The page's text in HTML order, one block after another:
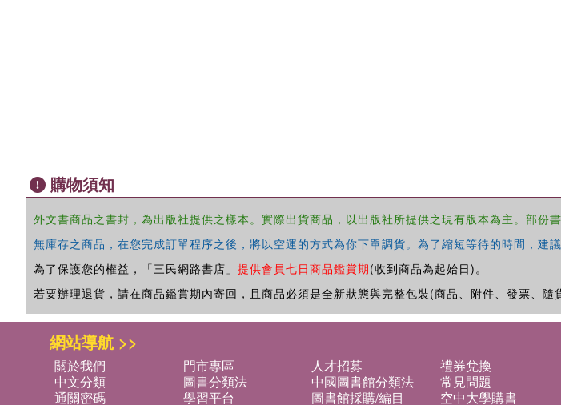
購物須知
外文書商品之書封，為出版社提供之樣本。實際出貨商品，以出版社所提供之現有版本為主。部份
無庫存之商品，在您完成訂單程序之後，將以空運的方式為你下單調貨。為了縮短等待的時間，建
為了保護您的權益，「三民網路書店」 提供會員七日商品鑑賞期(收到商品為起始日)。
若要辦理退貨，請在商品鑑賞期內寄回，且商品必須是全新狀態與完整包裝(商品、附件、發票、隨
網站導航 >>
關於我們 門市專區 人才招募 禮券兌換
中文分類
圖書分類法 中國圖書館分類法 常見問題
通關密碼
學習平台 圖書館採購/編目 空中大學購書